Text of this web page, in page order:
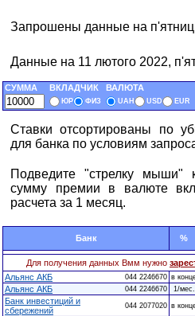
Запрошены данные на
Данные на 11 лютого 2022,
СУММА ВКЛАДЧИК ВАЛЮТА
ЮР ФИЗ UAH USD EUR
Ставки отсортированы по
для банка по условиям
Подведите "стрелку мыши"
сумму премии в валюте
расчета за 1 месяц.
Банк %
Для получения данных Вмм нужно
Альянс АКБ
044 2246670 в
Альянс АКБ
044 2246670 1/мес.
Банк инвестиций и
сбережений
044 2077020 в